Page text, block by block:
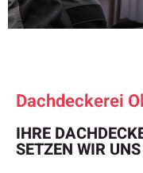
Dachdeckerei
IHRE
SETZEN WIR